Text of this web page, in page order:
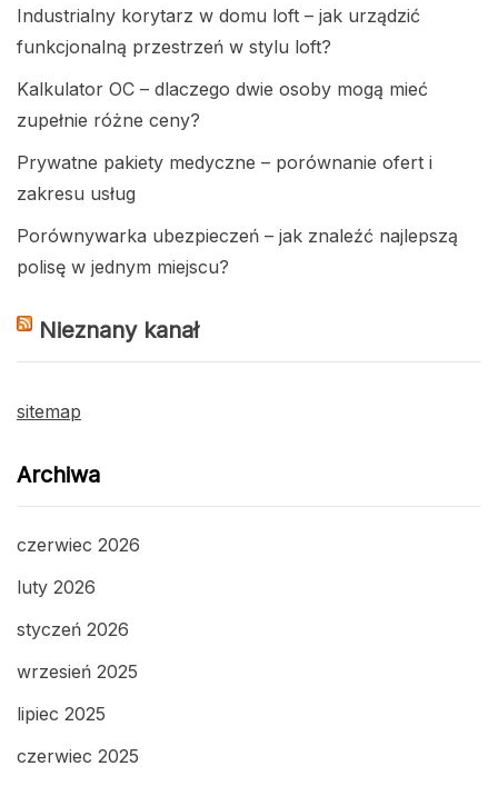
Industrialny korytarz w domu loft – jak urządzić
funkcjonalną przestrzeń w stylu loft?
Kalkulator OC – dlaczego dwie osoby mogą mieć
zupełnie różne ceny?
Prywatne pakiety medyczne – porównanie ofert i
zakresu usług
Porównywarka ubezpieczeń – jak znaleźć najlepszą
polisę w jednym miejscu?
Nieznany kanał
sitemap
Archiwa
czerwiec 2026
luty 2026
styczeń 2026
wrzesień 2025
lipiec 2025
czerwiec 2025